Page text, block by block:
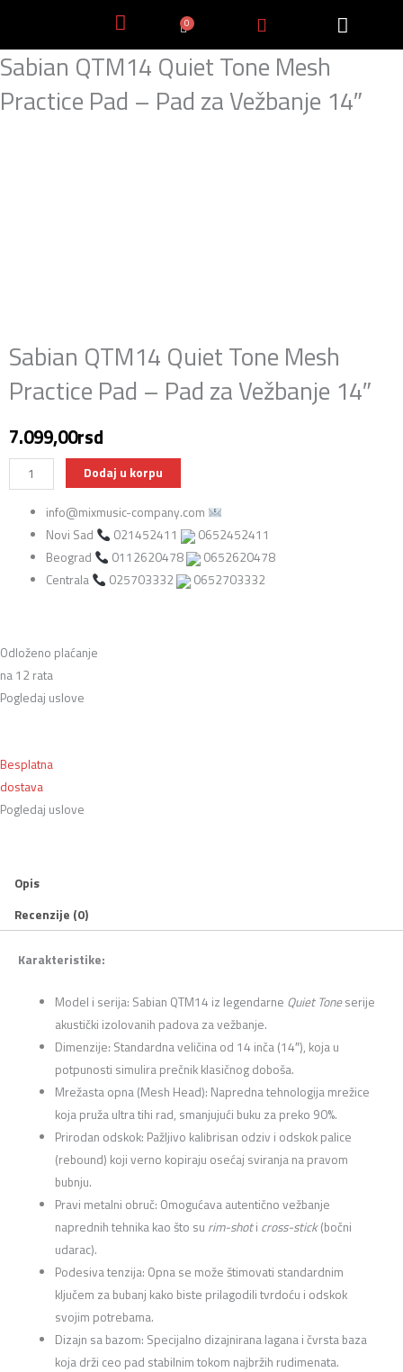
садржај
0
Cart
Sabian QTM14 Quiet Tone Mesh
Practice Pad – Pad za Vežbanje 14″
Sabian QTM14 Quiet Tone Mesh
Practice Pad – Pad za Vežbanje 14″
7.099,00rsd
Sabian
QTM14
Quiet
Tone
Mesh
Practice
Pad
za
Vežbanje
Dodaj u korpu
info@mixmusic-company.com
Novi Sad
021452411
0652452411
Beograd
0112620478
0652620478
Centrala
025703332 0652703332
Odloženo plaćanje
na 12 rata
Pogledaj uslove
Besplatna
dostava
Pogledaj uslove
Opis
Recenzije (0)
Karakteristike:
Model i serija: Sabian QTM14 iz legendarne Quiet Toneserije
akustički izolovanih padova za vežbanje.
Dimenzije: Standardna veličina od 14 inča (14″), koja u
potpunosti simulira prečnik klasičnog doboša.
Mrežasta opna (Mesh Head): Napredna tehnologija mrežice
koja pruža ultra tihi rad, smanjujući buku za preko 90%.
Prirodan odskok: Pažljivo kalibrisan odziv i odskok palice
(rebound) koji verno kopiraju osećaj sviranja na pravom
bubnju.
Pravi metalni obruč: Omogućava autentično vežbanje
naprednih tehnika kao što su rim-shoti cross-stick(bočni
udarac).
Podesiva tenzija: Opna se može štimovati standardnim
ključem za bubanj kako biste prilagodili tvrdoću i odskok
svojim potrebama.
Dizajn sa bazom: Specijalno dizajnirana lagana i čvrsta baza
koja drži ceo pad stabilnim tokom najbržih rudimenata.